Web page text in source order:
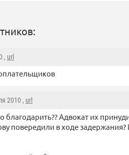
, url
2010 , url
благодарить?? Адвокат их
повередили в ходе задержания?